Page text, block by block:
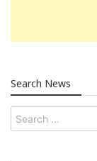
Search News